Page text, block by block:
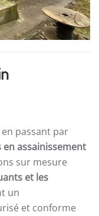
passant par
en assainissement
sur mesure
et les
un
et conforme